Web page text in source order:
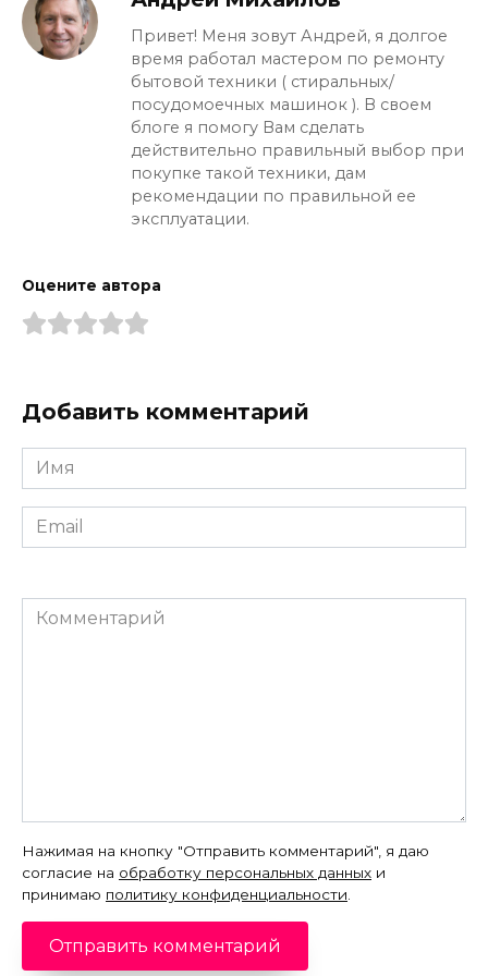
Привет! Меня зовут Андрей, я долгое
время работал мастером по ремонту
бытовой техники ( стиральных/
посудомоечных машинок ). В своем
блоге я помогу Вам сделать
действительно правильный выбор при
покупке такой техники, дам
рекомендации по правильной ее
эксплуатации.
Оцените автора
Добавить комментарий
Имя
*
Email
*
Комментарий
Нажимая на кнопку "Отправить комментарий", я даю
согласие на обработку персональных данных и
принимаю политику конфиденциальности.